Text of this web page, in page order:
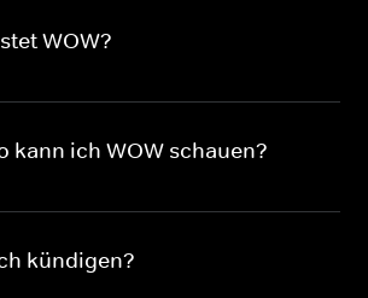
WOW?
kann ich WOW schauen?
kündigen?